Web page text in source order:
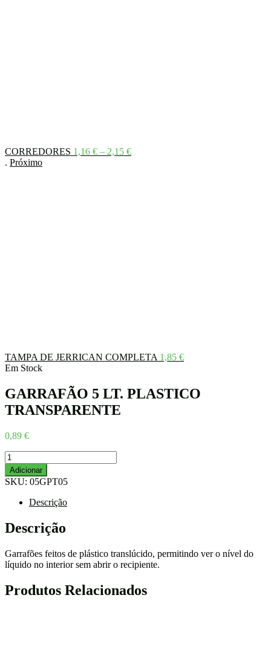
CORREDORES 1,16 € – 2,15 €Price
. Próximo
TAMPA DE JERRICAN COMPLETA 1,85 €
Em Stock
GARRAFÃO 5 LT. PLASTICO
TRANSPARENTE
0,89 €
Quantidade
de
GARRAFÃO
5
PLASTICO
TRANSPARENTE
Adicionar
SKU: 05GPT05
Descrição
Descrição
Garrafões feitos de plástico translúcido, permitindo ver o nível do
líquido no interior sem abrir o recipiente.
Produtos Relacionados